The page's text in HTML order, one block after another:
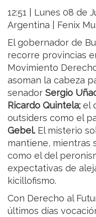
12:51 | Lunes 08 de
Argentina | Fenix
El gobernador de
recorre provincias
Movimiento
asoman la cabeza
senador Sergio
Ricardo Quintela; el
outsiders como el
Gebel. El misterio
mantiene, mientras
como el del
expectativas de
kicillofismo.
Con Derecho al
últimos días